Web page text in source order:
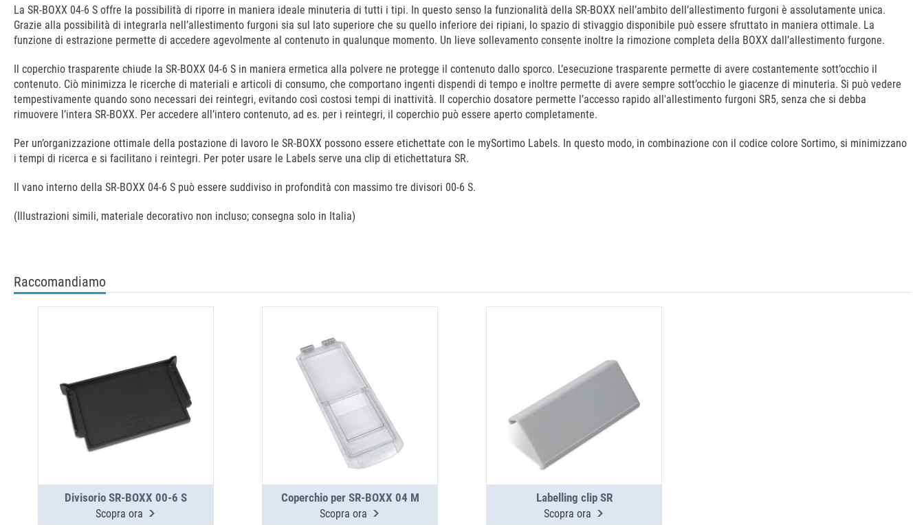
La SR-BOXX 04-6 S offre la possibilità di riporre in maniera ideale minuteria di tutti i tipi. In questo senso la funzionalità della SR-BOXX nell’ambito dell’allestimento furgoni è assolutamente unica.
Grazie alla possibilità di integrarla nell’allestimento furgoni sia sul lato superiore che su quello inferiore dei ripiani, lo spazio di stivaggio disponibile può essere sfruttato in maniera ottimale. La
funzione di estrazione permette di accedere agevolmente al contenuto in qualunque momento. Un lieve sollevamento consente inoltre la rimozione completa della BOXX dall’allestimento furgone.
Il coperchio trasparente chiude la SR-BOXX 04-6 S in maniera ermetica alla polvere ne protegge il contenuto dallo sporco. L’esecuzione trasparente permette di avere costantemente sott’occhio il
contenuto. Ciò minimizza le ricerche di materiali e articoli di consumo, che comportano ingenti dispendi di tempo e inoltre permette di avere sempre sott’occhio le giacenze di minuteria. Si può vedere
tempestivamente quando sono necessari dei reintegri, evitando così costosi tempi di inattività. Il coperchio dosatore permette l’accesso rapido all'allestimento furgoni SR5, senza che si debba
rimuovere l’intera SR-BOXX. Per accedere all’intero contenuto, ad es. per i reintegri, il coperchio può essere aperto completamente.
Per un’organizzazione ottimale della postazione di lavoro le SR-BOXX possono essere etichettate con le mySortimo Labels. In questo modo, in combinazione con il codice colore Sortimo, si minimizzano
i tempi di ricerca e si facilitano i reintegri. Per poter usare le Labels serve una clip di etichettatura SR.
Il vano interno della SR-BOXX 04-6 S può essere suddiviso in profondità con massimo tre divisori 00-6 S.
(Illustrazioni simili, materiale decorativo non incluso; consegna solo in Italia)
Raccomandiamo
Divisorio SR-BOXX 00-6 S
Scopra ora
Coperchio per SR-BOXX 04 M
Scopra ora
Labelling clip SR
Scopra ora